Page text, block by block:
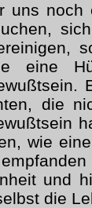
uns
eine
die
wie
und
die